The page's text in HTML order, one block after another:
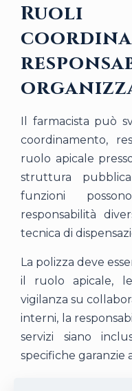
Il farmacista può
coordinamento,
ruolo apicale
struttura
funzioni
responsabilità
tecnica di
La polizza deve
il ruolo apicale,
vigilanza su
interni, la
servizi siano
specifiche garanzie